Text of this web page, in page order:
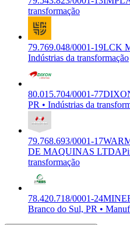
transformação
79.769.048/0001-19LCK
Indústrias da transformação
80.015.704/0001-77
PR • Indústrias da
79.768.693/0001-17
DE MAQUINAS LTDA
transformação
78.420.718/0001-24
Branco do Sul, PR •